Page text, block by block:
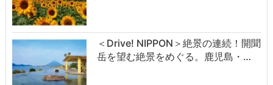
＜Drive! NIPPON＞絶景の連続！開聞
岳を望む絶景をめぐる。鹿児島・…